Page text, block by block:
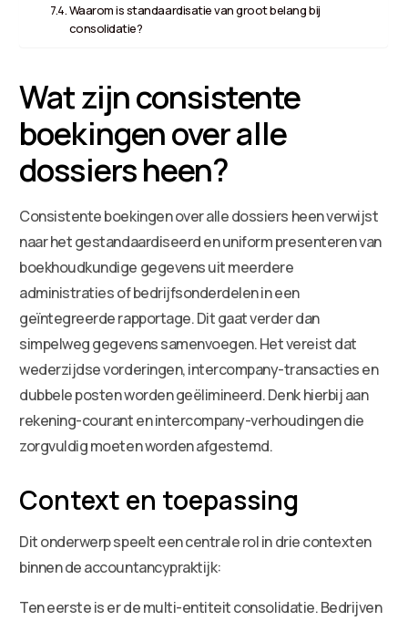
Waarom is standaardisatie van groot belang bij
consolidatie?
Wat zijn consistente
boekingen over alle
dossiers heen?
Consistente boekingen over alle dossiers heen verwijst
naar het gestandaardiseerd en uniform presenteren van
boekhoudkundige gegevens uit meerdere
administraties of bedrijfsonderdelen in een
geïntegreerde rapportage. Dit gaat verder dan
simpelweg gegevens samenvoegen. Het vereist dat
wederzijdse vorderingen, intercompany-transacties en
dubbele posten worden geëlimineerd. Denk hierbij aan
rekening-courant en intercompany-verhoudingen die
zorgvuldig moeten worden afgestemd.
Context en toepassing
Dit onderwerp speelt een centrale rol in drie contexten
binnen de accountancypraktijk:
Ten eerste is er de multi-entiteit consolidatie. Bedrijven